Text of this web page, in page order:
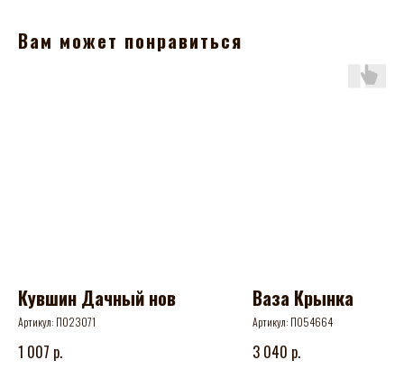
Вам может понравиться
Кувшин Дачный нов
Артикул: П023071
1 007 р.
Ваза Крынка
Артикул: П054664
3 040 р.